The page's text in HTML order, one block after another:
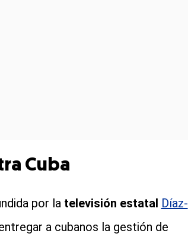
Cuba
por la televisión estatal Díaz-
a cubanos la gestión de